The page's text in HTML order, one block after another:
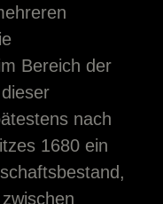
Bereich der
nach
1680 ein